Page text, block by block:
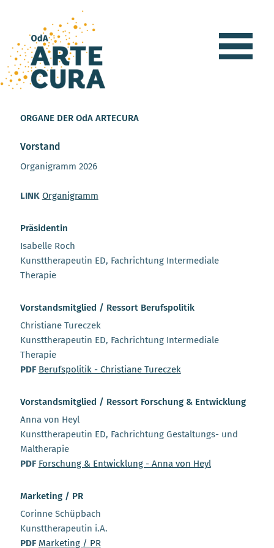
ORGANE DER OdA ARTECURA
Vorstand
Organigramm 2026
LINK Organigramm
Präsidentin
Isabelle Roch
Kunsttherapeutin ED, Fachrichtung Intermediale
Therapie
Vorstandsmitglied / Ressort Berufspolitik
Christiane Tureczek
Kunsttherapeutin ED, Fachrichtung Intermediale
Therapie
PDF Berufspolitik - Christiane Tureczek
Vorstandsmitglied / Ressort Forschung & Entwicklung
Anna von Heyl
Kunsttherapeutin ED, Fachrichtung Gestaltungs- und
Maltherapie
PDF Forschung & Entwicklung - Anna von Heyl
Marketing / PR
Corinne Schüpbach
Kunsttherapeutin i.A.
PDF Marketing / PR